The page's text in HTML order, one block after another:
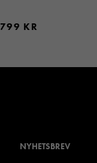
799 KR
NYHETSBREV